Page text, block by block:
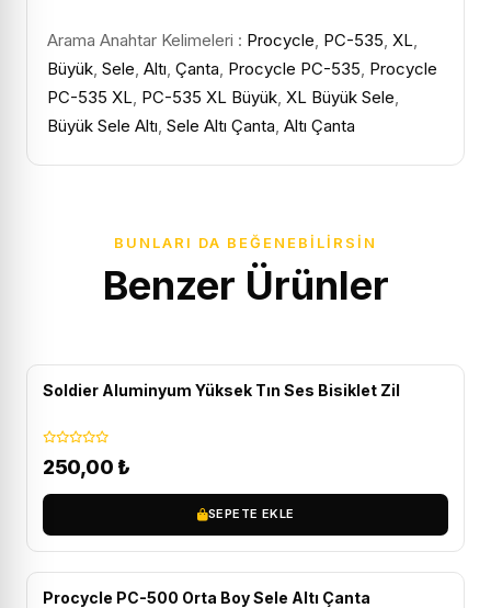
Arama Anahtar Kelimeleri : Procycle, PC-535, XL,
Büyük, Sele, Altı, Çanta, Procycle PC-535, Procycle
PC-535 XL, PC-535 XL Büyük, XL Büyük Sele,
Büyük Sele Altı, Sele Altı Çanta, Altı Çanta
BUNLARI DA BEĞENEBILIRSIN
Benzer Ürünler
Soldier Aluminyum Yüksek Tın Ses Bisiklet Zil
250,00 ₺
SEPETE EKLE
Procycle PC-500 Orta Boy Sele Altı Çanta